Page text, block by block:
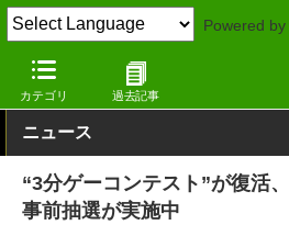
Powered by
カテゴリ 過去記事
窓の杜 エンタメ ゲーム
ニュース
“3分ゲーコンテスト”が復活
事前抽選が実施中